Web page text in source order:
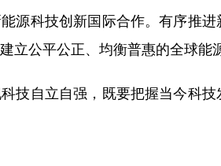
科技创新国际合作。有序推进
立公平公正、均衡普惠的全球能
自立自强，既要把握当今科技